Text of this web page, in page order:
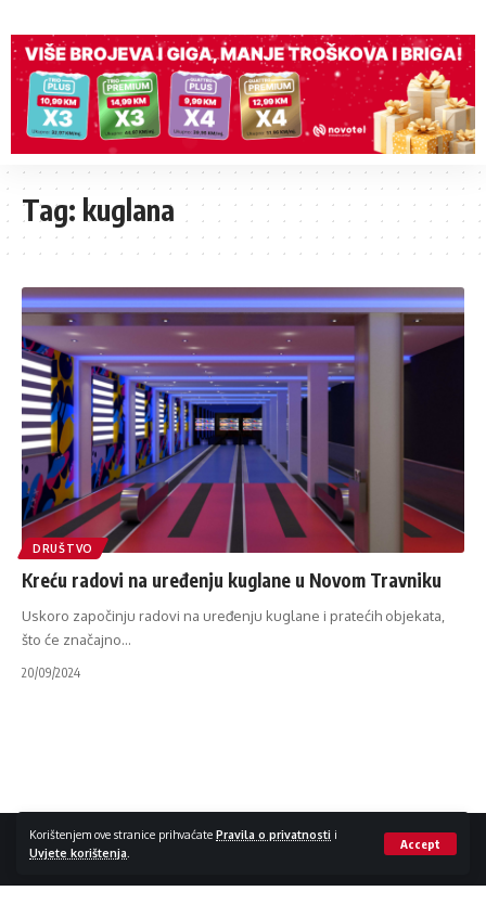
Korištenjem ove stranice prihvaćate Pravila o privatnosti i
Uvjete korištenja
Accept
Tag: kuglana
DRUŠTVO
Kreću radovi na uređenju kuglane u Novom Travniku
Uskoro započinju radovi na uređenju kuglane i pratećih objekata,
što će značajno…
20/09/2024
Impressum / Kontakt Zaštita privatnosti